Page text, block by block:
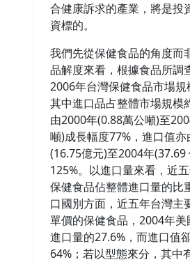
合健康訴求的產業，將是投
資標的。
我們先從保健食品的角度而
品解度來看，根據食品所調
2006年台灣保健食品市場規
其中進口品占整體市場規模
由2000年(0.88萬公噸)至
噸)成長幅度77%，進口值
(16.75億元)至2004年(37.69
125%。以進口量來看，近
保健食品佔整體進口量的比
口國別方面，近五年台灣主
單價的保健食品，2004年
進口量的27.6%，而進口值
64%；若以型態來分，其中